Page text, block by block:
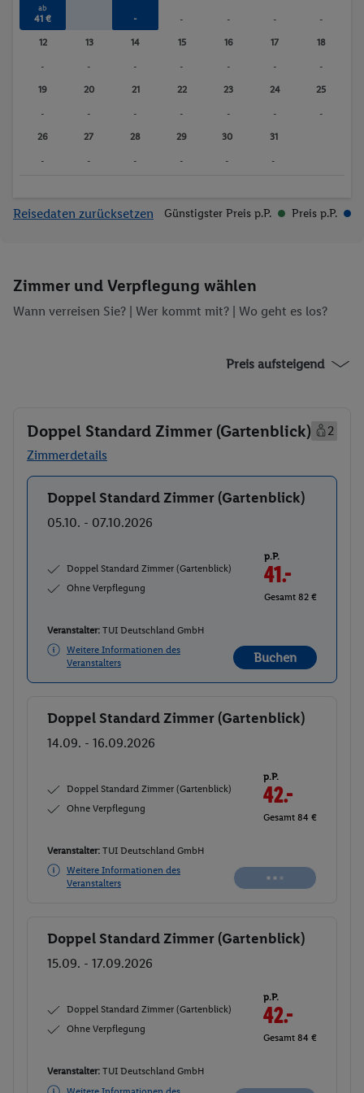
ab
41 €
-
- - -
-
12
-
13
-
14
-
15
-
16
-
17
-
18
-
19
-
20
-
21
-
22
-
23
-
24
-
25
-
26
-
27
-
28
-
29
-
30
-
31
-
Reisedaten zurücksetzen Günstigster Preis p.P. Preis p.P.
Zimmer und Verpflegung wählen
Wann verreisen Sie? | Wer kommt mit? | Wo geht es los?
Preis aufsteigend
Doppel Standard Zimmer (Gartenblick)
2
Zimmerdetails
Buchen
Doppel Standard Zimmer (Gartenblick)
05.10. - 07.10.2026
Doppel Standard Zimmer (Gartenblick)
Ohne Verpflegung
p.P.
41.-
Gesamt 82 €
Veranstalter: TUI Deutschland GmbH
Weitere Informationen des
Veranstalters
Buchen
Buchen
Doppel Standard Zimmer (Gartenblick)
14.09. - 16.09.2026
Doppel Standard Zimmer (Gartenblick)
Ohne Verpflegung
p.P.
42.-
Gesamt 84 €
Veranstalter: TUI Deutschland GmbH
Weitere Informationen des
Veranstalters
Buchen
Doppel Standard Zimmer (Gartenblick)
15.09. - 17.09.2026
Doppel Standard Zimmer (Gartenblick)
Ohne Verpflegung
p.P.
42.-
Gesamt 84 €
Veranstalter: TUI Deutschland GmbH